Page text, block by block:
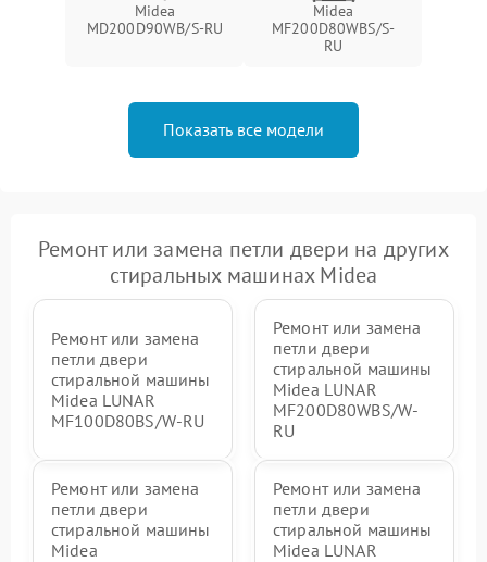
Midea
MD200D90WB/S-RU
Midea
MF200D80WBS/S-
RU
Показать все модели
Ремонт или замена петли двери на других
стиральных машинах Midea
Ремонт или замена
петли двери
стиральной машины
Midea LUNAR
MF100D80BS/W-RU
Ремонт или замена
петли двери
стиральной машины
Midea LUNAR
MF200D80WBS/W-
RU
Ремонт или замена
петли двери
стиральной машины
Midea
Ремонт или замена
петли двери
стиральной машины
Midea LUNAR